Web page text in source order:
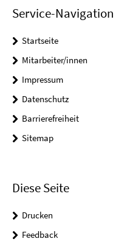
Service-Navigation
Startseite
Mitarbeiter/innen
Impressum
Datenschutz
Barrierefreiheit
Sitemap
Diese Seite
Drucken
Feedback